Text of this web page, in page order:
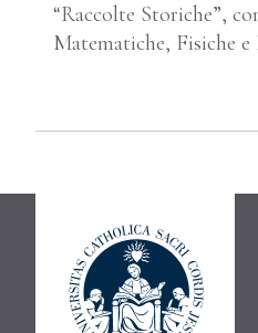
“Raccolte Storiche”,
Matematiche, Fisiche